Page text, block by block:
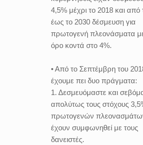
4,5% μέχρι το 2018 και από
έως το 2030 δέσμευση για
πρωτογενή πλεονάσματα
όρο κοντά στο 4%.
• Από το Σεπτέμβρη του
έχουμε πει δυο πράγματα:
1. Δεσμευόμαστε και
απολύτως τους στόχους
πρωτογενών
έχουν συμφωνηθεί με τους
δανειστές.